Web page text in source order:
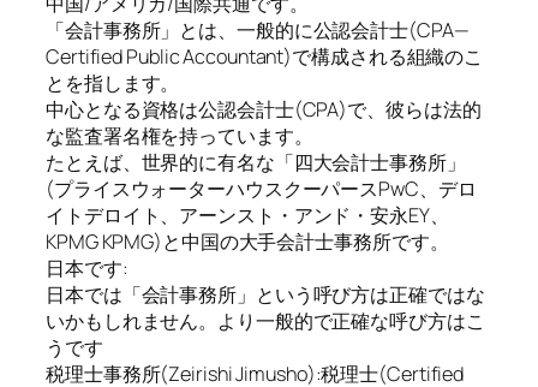
「会計事務所」とは、一般的に公認会計士(CPA—
Certified Public Accountant)で構成される組織のこ
とを指します。
中心となる資格は公認会計士(CPA)で、彼らは法的
な監査署名権を持っています。
たとえば、世界的に有名な「四大会計士事務所」
(プライスウォーターハウスクーパースPwC、デロ
イトデロイト、アーンスト・アンド・安永EY、
KPMG KPMG)と中国の大手会計士事務所です。
日本です:
日本では「会計事務所」という呼び方は正確ではな
いかもしれません。より一般的で正確な呼び方はこ
うです
税理士事務所(Zeirishi Jimusho):税理士(Certified